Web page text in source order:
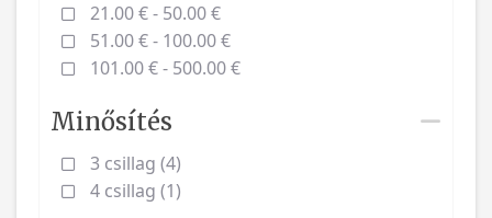
21.00 € - 50.00 €
51.00 € - 100.00 €
101.00 € - 500.00 €
Minősítés
3 csillag (4)
4 csillag (1)